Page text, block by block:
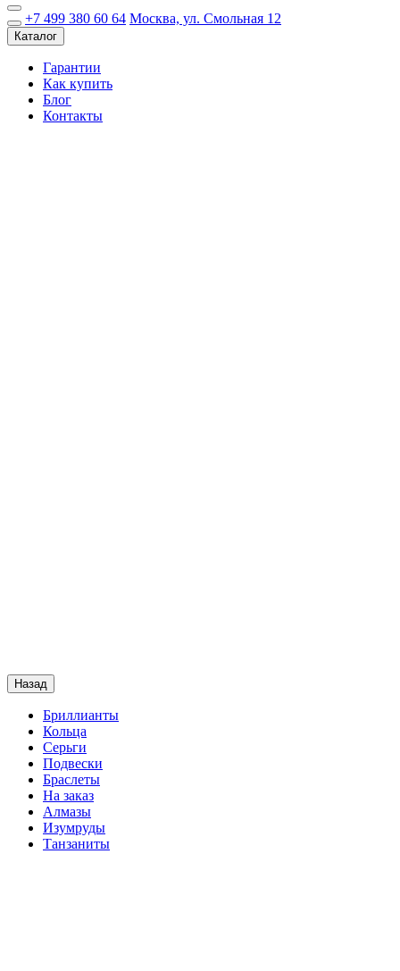
+7 499 380 60 64 Москва, ул. Смольная 12
Каталог
Гарантии
Как купить
Блог
Контакты
Назад
Бриллианты
Кольца
Серьги
Подвески
Браслеты
На заказ
Алмазы
Изумруды
Танзаниты